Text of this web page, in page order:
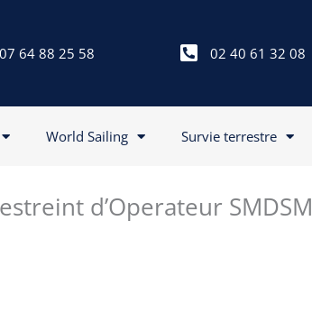
07 64 88 25 58 02 40 61 32 08
World Sailing Survie terrestre
d’Operateur SMDSM